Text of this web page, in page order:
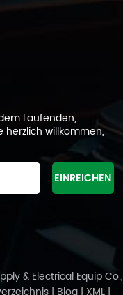
Laufenden,
herzlich willkommen,
& Electrical Equip Co.,